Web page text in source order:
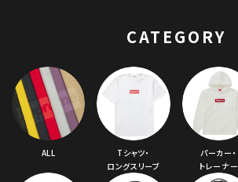
CATEGORY
ALL
Tシャツ・
ロングスリーブ
パーカー・
トレーナー